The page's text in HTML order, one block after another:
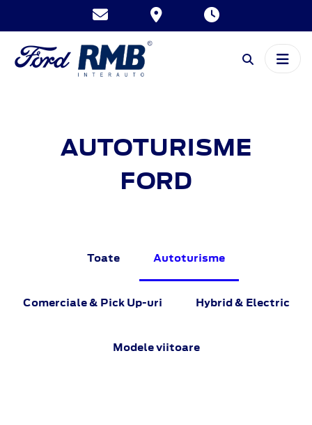
AUTOTURISME
FORD
Toate Autoturisme
Comerciale & Pick Up-uri Hybrid & Electric
Modele viitoare